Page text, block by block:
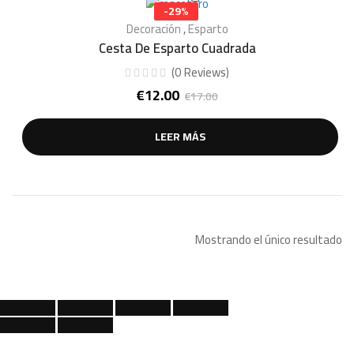
-29%
Decoración,Esparto
Cesta De Esparto Cuadrada
(0Reviews)
€17.00
El
precio
original
era:
€12.00El
precio
actual
es:
LEER MÁS
Mostrando el único resultado